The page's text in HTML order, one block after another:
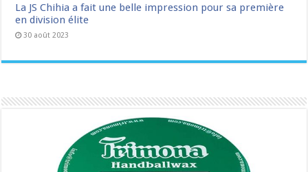
La JS Chihia a fait une belle impression pour sa première
en division élite
30 août 2023